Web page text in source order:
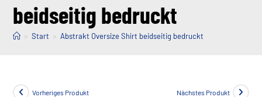
beidseitig bedruckt
> Start > Abstrakt Oversize Shirt beidseitig bedruckt
Vorheriges Produkt Nächstes Produkt